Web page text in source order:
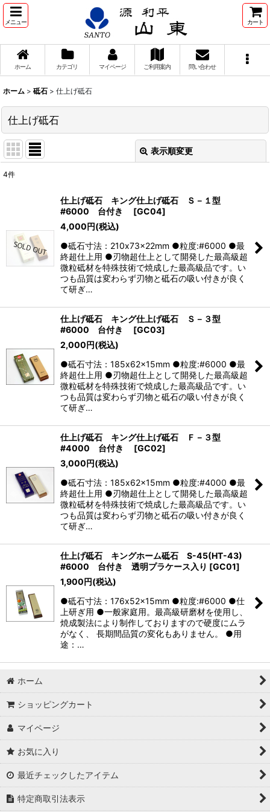
メニュー カート
ホーム カテゴリ マイページ ご利用案内 問い合わせ
ホーム > 砥石 > 仕上げ砥石
仕上げ砥石
表示順変更
絞り込む
4件
仕上げ砥石 キング仕上げ砥石 Ｓ－１型
#6000 台付き
[GC04]
4,000円(税込)
●砥石寸法：210x73x22mm ●粒度:#6000 ●最
終超仕上用 ●刃物超仕上として開発した最高級超
微粒砥材を特殊技術で焼成した最高級品です。い
つも品質は変わらず刃物と砥石の吸い付きが良く
て研ぎ…
仕上げ砥石 キング仕上げ砥石 Ｓ－３型
#6000 台付き
[GC03]
2,000円(税込)
●砥石寸法：185x62x15mm ●粒度:#6000 ●最
終超仕上用 ●刃物超仕上として開発した最高級超
微粒砥材を特殊技術で焼成した最高級品です。い
つも品質は変わらず刃物と砥石の吸い付きが良く
て研ぎ…
仕上げ砥石 キング仕上げ砥石 Ｆ－３型
#4000 台付き
[GC02]
3,000円(税込)
●砥石寸法：185x62x15mm ●粒度:#4000 ●最
終超仕上用 ●刃物超仕上として開発した最高級超
微粒砥材を特殊技術で焼成した最高級品です。い
つも品質は変わらず刃物と砥石の吸い付きが良く
て研ぎ…
仕上げ砥石 キングホーム砥石 S-45(HT-43)
#6000 台付き 透明プラケース入り [GC01]
1,900円(税込)
●砥石寸法：176x52x15mm ●粒度:#6000 ●仕
上研ぎ用 ●一般家庭用。最高級研磨材を使用し、
焼成製法により制作しておりますので硬度にムラ
がなく、 長期間品質の変化もありません。 ●用
途：…
ホーム
ショッピングカート
マイページ
お気に入り
最近チェックしたアイテム
特定商取引法表示